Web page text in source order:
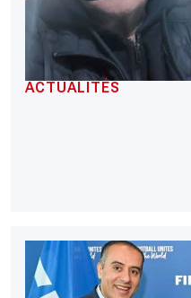
ACTUALITÉS